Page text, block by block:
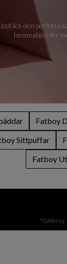
den perfekta
hemmabio eller
Fatboy
Sittpuffar
Fatboy
*Gäller ej: